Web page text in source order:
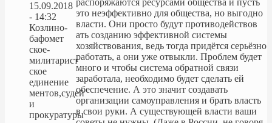
распоряжаются ресурсами общества и пусть
это неэффективно для общества, но выгодно
власти. Они просто будут противодействов
ать созданию эффективной системы
хозяйствования, ведь тогда придётся серьёзно
работать, а они уже отвыкли. Проблем будет
много и чтобы система обратной связи
заработала, необходимо будет сделать ей
обеспечение. А это значит создавать
организации самоуправления и брать власть
в свои руки. А существующей власти ваши
15.09.2018
- 14:32
Козлино-
бафомет
ское-
милитарист
ское
единение
ментов,судей
и
прокуратуры